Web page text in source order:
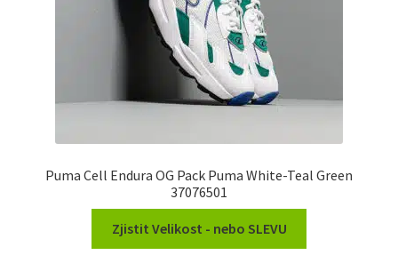
Puma Cell Endura OG Pack Puma White-Teal Green
37076501
Zjistit Velikost - nebo SLEVU